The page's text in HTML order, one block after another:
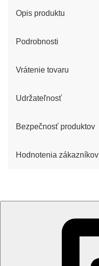
Opis produktu
Podrobnosti
Vrátenie tovaru
Udržateľnosť
Bezpečnosť produktov
Hodnotenia zákazníkov